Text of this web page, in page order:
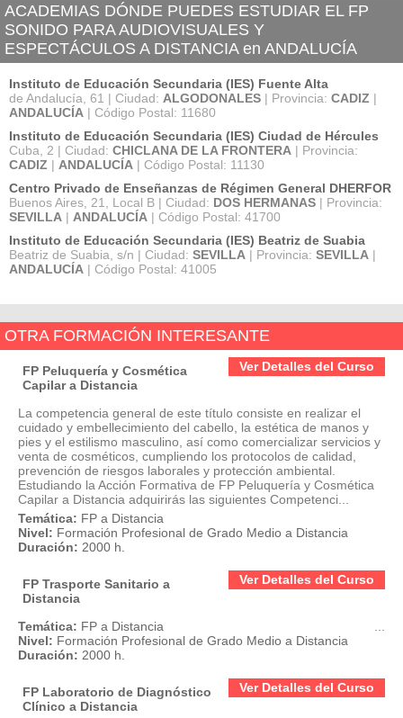
ACADEMIAS DÓNDE PUEDES ESTUDIAR EL FP
SONIDO PARA AUDIOVISUALES Y
ESPECTÁCULOS A DISTANCIA en ANDALUCÍA
Instituto de Educación Secundaria (IES) Fuente Alta
de Andalucía, 61 | Ciudad: ALGODONALES | Provincia: CADIZ |
ANDALUCÍA | Código Postal: 11680
Instituto de Educación Secundaria (IES) Ciudad de Hércules
Cuba, 2 | Ciudad: CHICLANA DE LA FRONTERA | Provincia:
CADIZ | ANDALUCÍA | Código Postal: 11130
Centro Privado de Enseñanzas de Régimen General DHERFOR
Buenos Aires, 21, Local B | Ciudad: DOS HERMANAS | Provincia:
SEVILLA | ANDALUCÍA | Código Postal: 41700
Instituto de Educación Secundaria (IES) Beatriz de Suabia
Beatriz de Suabia, s/n | Ciudad: SEVILLA | Provincia: SEVILLA |
ANDALUCÍA | Código Postal: 41005
OTRA FORMACIÓN INTERESANTE
Ver Detalles del Curso
FP Peluquería y Cosmética
Capilar a Distancia
La competencia general de este título consiste en realizar el
cuidado y embellecimiento del cabello, la estética de manos y
pies y el estilismo masculino, así como comercializar servicios y
venta de cosméticos, cumpliendo los protocolos de calidad,
prevención de riesgos laborales y protección ambiental.
Estudiando la Acción Formativa de FP Peluquería y Cosmética
Capilar a Distancia adquirirás las siguientes Competenci...
Temática: FP a Distancia
Nivel: Formación Profesional de Grado Medio a Distancia
Duración: 2000 h.
Ver Detalles del Curso
FP Trasporte Sanitario a
Distancia
Temática: FP a Distancia
Nivel: Formación Profesional de Grado Medio a Distancia
Duración: 2000 h.
Ver Detalles del Curso
FP Laboratorio de Diagnóstico
Clínico a Distancia